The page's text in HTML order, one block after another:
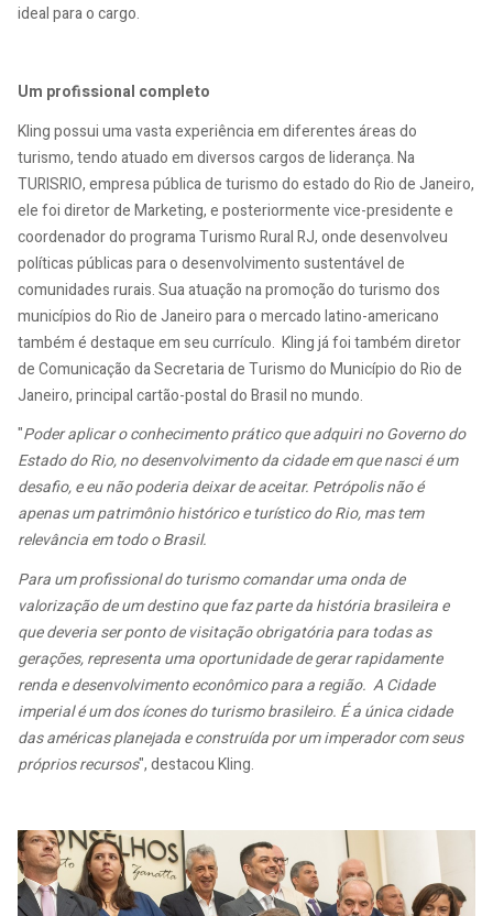
ideal para o cargo.
Um profissional completo
Kling possui uma vasta experiência em diferentes áreas do
turismo, tendo atuado em diversos cargos de liderança. Na
TURISRIO, empresa pública de turismo do estado do Rio de Janeiro,
ele foi diretor de Marketing, e posteriormente vice-presidente e
coordenador do programa Turismo Rural RJ, onde desenvolveu
políticas públicas para o desenvolvimento sustentável de
comunidades rurais. Sua atuação na promoção do turismo dos
municípios do Rio de Janeiro para o mercado latino-americano
também é destaque em seu currículo. Kling já foi também diretor
de Comunicação da Secretaria de Turismo do Município do Rio de
Janeiro, principal cartão-postal do Brasil no mundo.
"Poder aplicar o conhecimento prático que adquiri no Governo do
Estado do Rio, no desenvolvimento da cidade em que nasci é um
desafio, e eu não poderia deixar de aceitar. Petrópolis não é
apenas um patrimônio histórico e turístico do Rio, mas tem
relevância em todo o Brasil.
Para um profissional do turismo comandar uma onda de
valorização de um destino que faz parte da história brasileira e
que deveria ser ponto de visitação obrigatória para todas as
gerações, representa uma oportunidade de gerar rapidamente
renda e desenvolvimento econômico para a região. A Cidade
imperial é um dos ícones do turismo brasileiro. É a única cidade
das américas planejada e construída por um imperador com seus
próprios recursos", destacou Kling.